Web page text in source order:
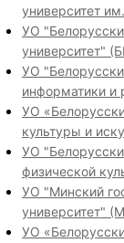
университет
УО
университет"
УО
информатики и
УО
культуры и
УО
физической
УО "Минский
университет"
УО